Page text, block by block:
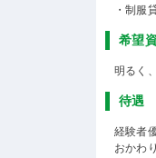
・制服
希望
明るく
待遇
経験者
おかわ